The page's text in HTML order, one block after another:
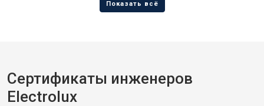
Сертификаты инженеров
Electrolux